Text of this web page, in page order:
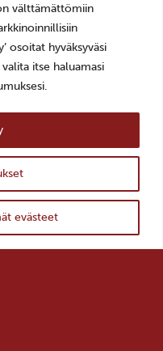
välttämättömiin
osoitat hyväksyväsi
itse haluamasi
evästeet
ylös